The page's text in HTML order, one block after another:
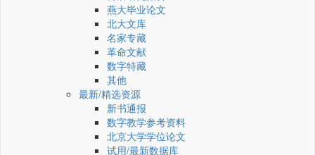
燕大毕业论文
北大文库
名家专藏
革命文献
数字特藏
其他
最新/精选资源
新书通报
数字教学参考资料
北京大学学位论文
试用/最新数据库